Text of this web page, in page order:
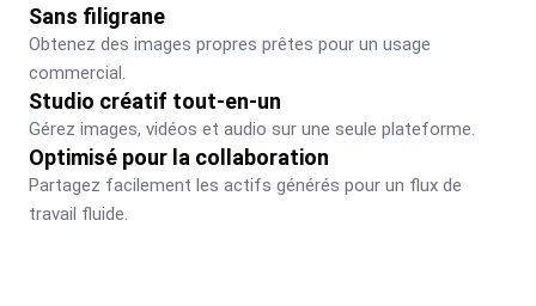
Sans filigrane
Obtenez des images propres prêtes pour un usage
commercial.
Studio créatif tout-en-un
Gérez images, vidéos et audio sur une seule plateforme.
Optimisé pour la collaboration
Partagez facilement les actifs générés pour un flux de
travail fluide.